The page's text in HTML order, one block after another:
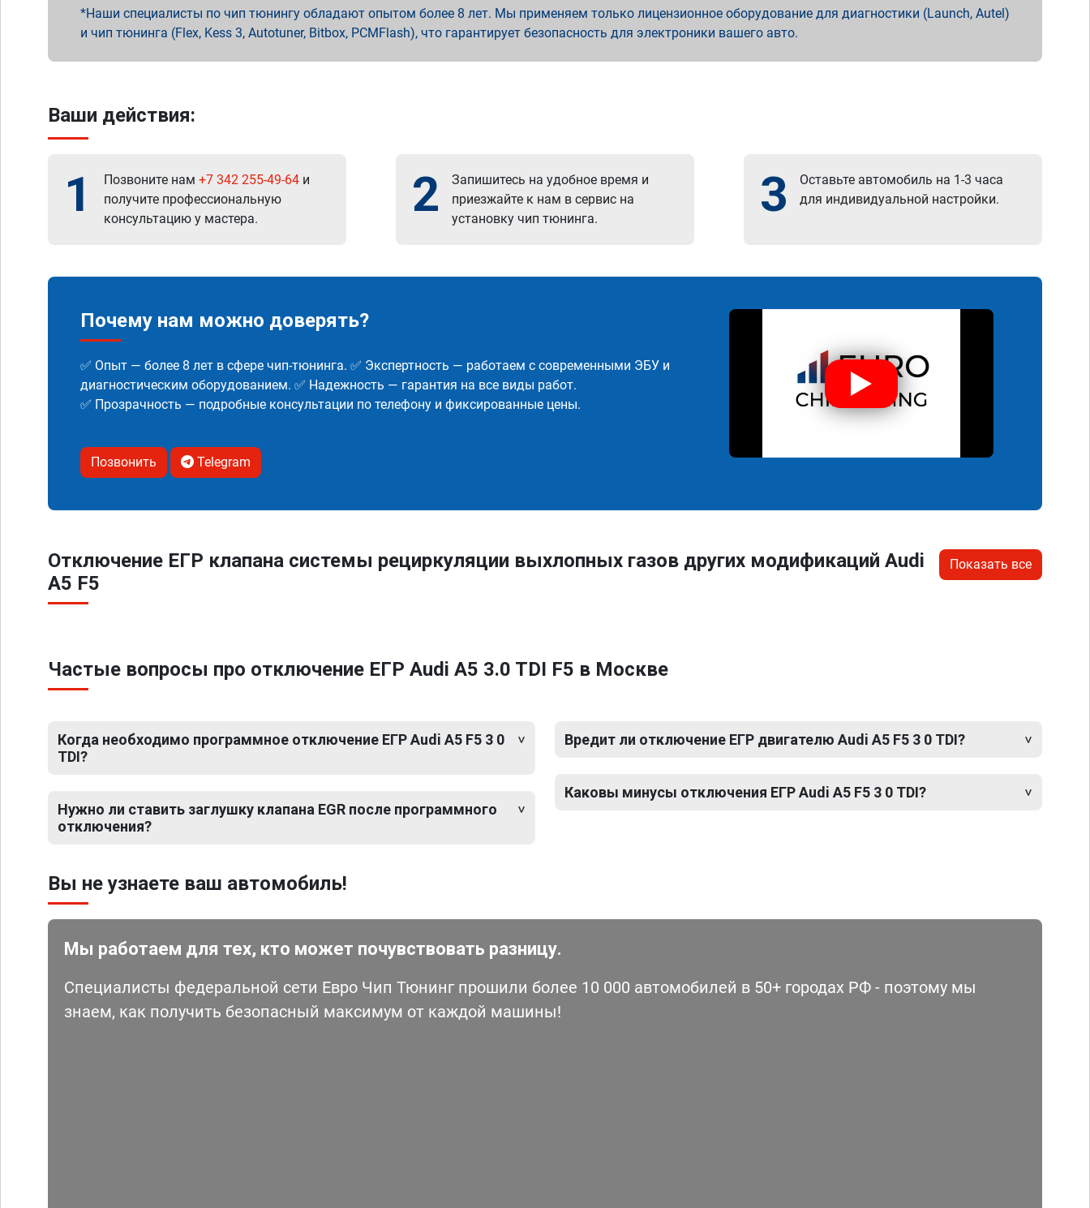
Наши специалисты по чип тюнингу обладают опытом более 8 лет. Мы применяем только лицензионное оборудование для диагностики (Launch, Autel)
и чип тюнинга (Flex, Kess 3, Autotuner, Bitbox, PCMFlash), что гарантирует безопасность для электроники вашего авто.
Ваши действия:
1 Позвоните нам +7 342 255-49-64 и
получите профессиональную
консультацию у мастера.
2
Запишитесь на удобное время и
приезжайте к нам в сервис на
установку чип тюнинга.
3
Оставьте автомобиль на 1-3 часа
для индивидуальной настройки.
Почему нам можно доверять?
✅ Опыт — более 8 лет в сфере чип-тюнинга. ✅ Экспертность — работаем с современными ЭБУ и
диагностическим оборудованием. ✅ Надежность — гарантия на все виды работ.
✅ Прозрачность — подробные консультации по телефону и фиксированные цены.
Позвонить Telegram
Отключение ЕГР клапана системы рециркуляции выхлопных газов других модификаций Audi
A5 F5
Показать все
Частые вопросы про отключение ЕГР Audi A5 3.0 TDI F5 в Москве
Когда необходимо программное отключение ЕГР Audi A5 F5 3 0
TDI?
Нужно ли ставить заглушку клапана EGR после программного
отключения?
Вредит ли отключение ЕГР двигателю Audi A5 F5 3 0 TDI?
Каковы минусы отключения ЕГР Audi A5 F5 3 0 TDI?
Вы не узнаете ваш автомобиль!
Мы работаем для тех, кто может почувствовать разницу.
Специалисты федеральной сети Евро Чип Тюнинг прошили более 10 000 автомобилей в 50+ городах РФ - поэтому мы
знаем, как получить безопасный максимум от каждой машины!